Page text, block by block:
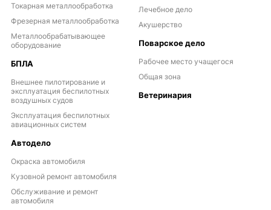
Токарная металлообработка
Фрезерная металлообработка
Металлообрабатывающее
оборудование
БПЛА
Внешнее пилотирование и
эксплуатация беспилотных
воздушных судов
Эксплуатация беспилотных
авиационных систем
Автодело
Окраска автомобиля
Кузовной ремонт автомобиля
Обслуживание и ремонт
автомобиля
Лечебное дело
Акушерство
Поварское дело
Рабочее место учащегося
Общая зона
Ветеринария